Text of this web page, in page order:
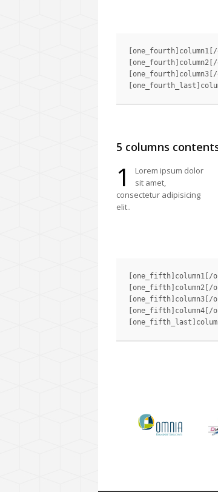
5 columns
1
Lorem ipsum dolor
sit amet,
consectetur adipisicing
elit..
[one_fifth]column1[/
[one_fifth]column2[/
[one_fifth]column3[/
[one_fifth]column4[/